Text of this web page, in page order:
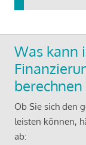
Was kann
berechnen
Ob Sie sich den
leisten können,
ab: